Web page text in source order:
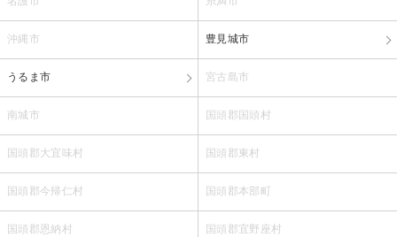
沖縄市 豊見城市
うるま市 宮古島市
南城市 国頭郡国頭村
国頭郡大宜味村 国頭郡東村
国頭郡今帰仁村 国頭郡本部町
国頭郡恩納村 国頭郡宜野座村